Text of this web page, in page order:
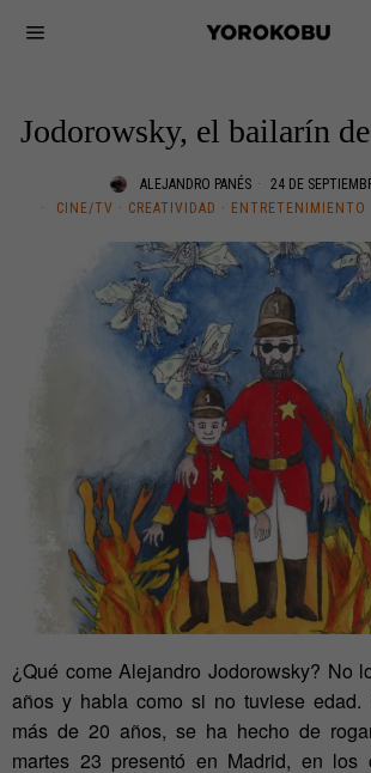
Jodorowsky, el bailarín
ALEJANDRO PANÉS
24 DE
CINE/TV · CREATIVIDAD · ENTRETENIMIENTO
¿Qué come Alejandro Jodorowsky? No
años y habla como si no tuviese edad.
más de 20 años, se ha hecho de
martes 23 presentó en Madrid, en los